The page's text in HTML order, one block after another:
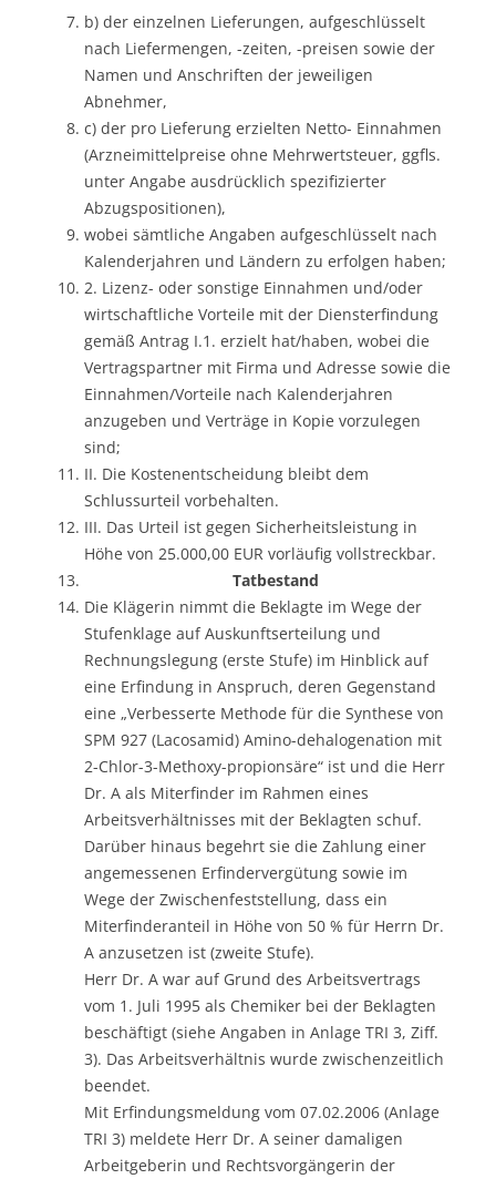
b) der einzelnen Lieferungen, aufgeschlüsselt
nach Liefermengen, -zeiten, -preisen sowie der
Namen und Anschriften der jeweiligen
Abnehmer,
c) der pro Lieferung erzielten Netto- Einnahmen
(Arzneimittelpreise ohne Mehrwertsteuer, ggfls.
unter Angabe ausdrücklich spezifizierter
Abzugspositionen),
wobei sämtliche Angaben aufgeschlüsselt nach
Kalenderjahren und Ländern zu erfolgen haben;
2. Lizenz- oder sonstige Einnahmen und/oder
wirtschaftliche Vorteile mit der Diensterfindung
gemäß Antrag I.1. erzielt hat/haben, wobei die
Vertragspartner mit Firma und Adresse sowie die
Einnahmen/Vorteile nach Kalenderjahren
anzugeben und Verträge in Kopie vorzulegen
sind;
II. Die Kostenentscheidung bleibt dem
Schlussurteil vorbehalten.
III. Das Urteil ist gegen Sicherheitsleistung in
Höhe von 25.000,00 EUR vorläufig vollstreckbar.
Tatbestand
Die Klägerin nimmt die Beklagte im Wege der
Stufenklage auf Auskunftserteilung und
Rechnungslegung (erste Stufe) im Hinblick auf
eine Erfindung in Anspruch, deren Gegenstand
eine „Verbesserte Methode für die Synthese von
SPM 927 (Lacosamid) Amino-dehalogenation mit
2-Chlor-3-Methoxy-propionsäre“ ist und die Herr
Dr. A als Miterfinder im Rahmen eines
Arbeitsverhältnisses mit der Beklagten schuf.
Darüber hinaus begehrt sie die Zahlung einer
angemessenen Erfindervergütung sowie im
Wege der Zwischenfeststellung, dass ein
Miterfinderanteil in Höhe von 50 % für Herrn Dr.
A anzusetzen ist (zweite Stufe).
Herr Dr. A war auf Grund des Arbeitsvertrags
vom 1. Juli 1995 als Chemiker bei der Beklagten
beschäftigt (siehe Angaben in Anlage TRI 3, Ziff.
3). Das Arbeitsverhältnis wurde zwischenzeitlich
beendet.
Mit Erfindungsmeldung vom 07.02.2006 (Anlage
TRI 3) meldete Herr Dr. A seiner damaligen
Arbeitgeberin und Rechtsvorgängerin der